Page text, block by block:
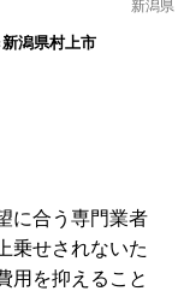
新潟県
潟県村上市
に合う専門業者
乗せされないた
用を抑えること